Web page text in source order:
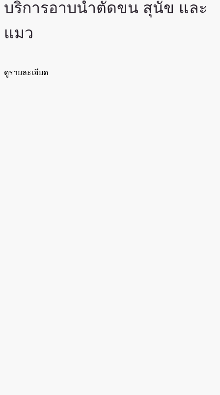
บริการอาบน้ำตัดขน สุนัข และ
แมว
ดูรายละเอียด